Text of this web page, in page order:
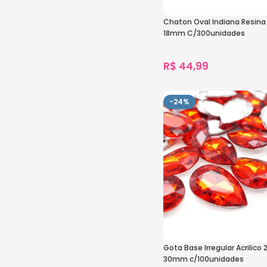
Chaton Oval Indiana Resina
18mm C/300unidades
R$ 44,99
Ver Opções
-24%
Gota Base Irregular Acrilico
30mm c/100unidades